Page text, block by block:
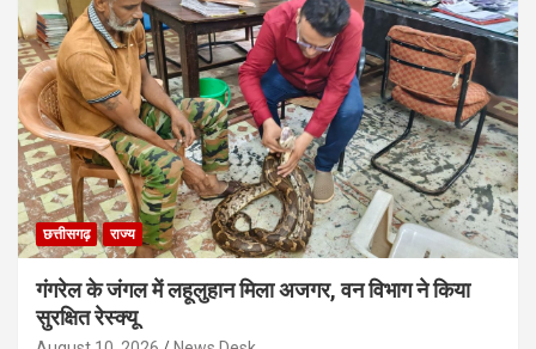
छत्तीसगढ़ राज्य
गंगरेल के जंगल में लहूलुहान मिला अजगर, वन विभाग ने किया
सुरक्षित रेस्क्यू